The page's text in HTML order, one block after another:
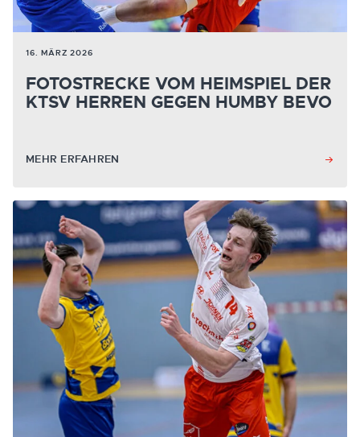
16. MÄRZ 2026
FOTOSTRECKE VOM HEIMSPIEL DER
KTSV HERREN GEGEN HUMBY BEVO
MEHR ERFAHREN